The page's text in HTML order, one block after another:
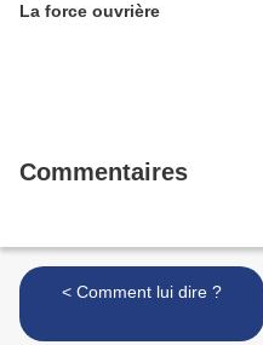
La force ouvrière
Commentaires
< Comment lui dire ?